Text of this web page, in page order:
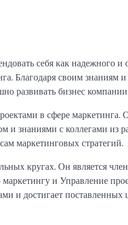
себя как надежного и
Благодаря своим
развивать бизнес
в сфере маркетинга.
и знаниями с коллегами из
маркетинговых стратегий.
кругах. Он является
и Управление
и достигает поставленных